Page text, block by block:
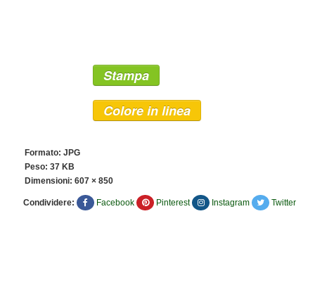
Stampa
Colore in linea
Formato: JPG
Peso: 37 KB
Dimensioni: 607 × 850
Condividere: Facebook Pinterest Instagram Twitter